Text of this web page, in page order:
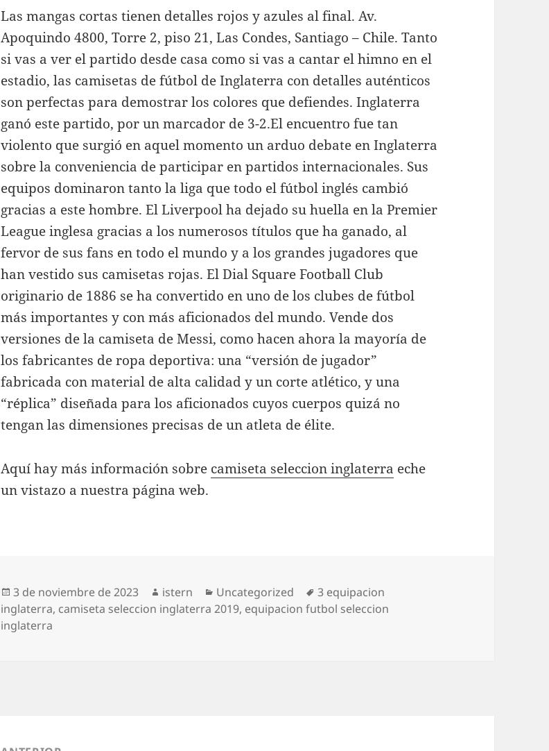
Las mangas cortas tienen detalles rojos y azules al final. Av.
Apoquindo 4800, Torre 2, piso 21, Las Condes, Santiago – Chile. Tanto
si vas a ver el partido desde casa como si vas a cantar el himno en el
estadio, las camisetas de fútbol de Inglaterra con detalles auténticos
son perfectas para demostrar los colores que defiendes. Inglaterra
ganó este partido, por un marcador de 3-2.El encuentro fue tan
violento que surgió en aquel momento un arduo debate en Inglaterra
sobre la conveniencia de participar en partidos internacionales. Sus
equipos dominaron tanto la liga que todo el fútbol inglés cambió
gracias a este hombre. El Liverpool ha dejado su huella en la Premier
League inglesa gracias a los numerosos títulos que ha ganado, al
fervor de sus fans en todo el mundo y a los grandes jugadores que
han vestido sus camisetas rojas. El Dial Square Football Club
originario de 1886 se ha convertido en uno de los clubes de fútbol
más importantes y con más aficionados del mundo. Vende dos
versiones de la camiseta de Messi, como hacen ahora la mayoría de
los fabricantes de ropa deportiva: una “versión de jugador”
fabricada con material de alta calidad y un corte atlético, y una
“réplica” diseñada para los aficionados cuyos cuerpos quizá no
tengan las dimensiones precisas de un atleta de élite.
Aquí hay más información sobre camiseta seleccion inglaterra eche
un vistazo a nuestra página web.
Publicado
el
3 de noviembre de 2023 Autor
istern Categorías
Uncategorized Etiquetas
3 equipacion
inglaterra, camiseta seleccion inglaterra 2019, equipacion futbol seleccion
inglaterra